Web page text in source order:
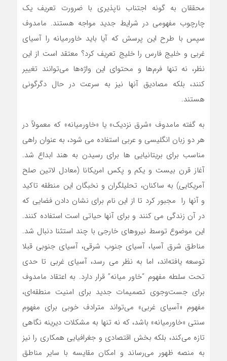
محققان به گونه اجتناب ناپذیری با ضرورت تعریف یک
چارچوب مفهومی در شرایط جدید مواجه هستند. مامدوف
سپس با طرح این پرسش که آیا باید خاورمیانه را آسیای
غربی و خلیج فارس را خلیج تعریف کرد؟ معتقد است از این
نظر، نه تنها فرم‌ها و محتوای این واژه‌ها می‌توانند تغییر
کنند، بلکه مصادیق آنها نیز به سرعت در حال دگرگونی
هستند.
به گفته مامدوف «شرق نزدیک» یا «خاورمیانه» که معمولاً در
هر دو زبان انگلیسی و عربی استفاده می شود، به عنوان راهی
مناسب برای بریتانیایی ها برای رسیدن به هند ابداع شد.
آغاز قرن بیست و یکم و پکس امریکانا (معادل لاتین صلح
آمریکایی) به ساکنان، تحلیلگران و نخبگان این منطقه تاکید
و آنها را مجبور کرد تا از این نام برای نشان دادن فضایی که
در آن زندگی می کنند و برای آنها حیاتی است استفاده کنند.
این موضوع توسط نیروهای خارجی با چند استثنا دنبال شد.
مناطق شرق آسیا، آسیای جنوب شرقی، آسیای جنوبی قبلا
توسعه یافته‌اند، اما به نظر می رسد، آسیای غربی تا حدی
تحت سلطه مفهوم “خاور میانه” قرار دارد. به اعتقاد مامدوف
برای جست‌وجوی تصمیمات جدید برای امنیت منطقه‌ای،
مفهوم «آسیای غربی» می‌تواند مترادف خوبی برای مفهوم
سنتی «خاورمیانه» باشد، که نه تنها به مشکلات دیرینه نگاهی
تازه می‌کند، بلکه بخش اقتصادی و جغرافیایی همکاری را نیز
به منصه ظهور می‌رساند و امکان مقایسه با سایر مناطق